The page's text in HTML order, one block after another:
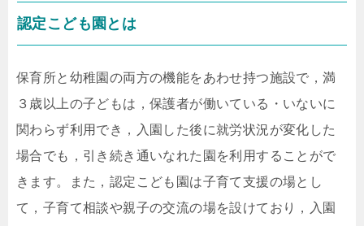
認定こども園とは
保育所と幼稚園の両方の機能をあわせ持つ施設で，満
３歳以上の子どもは，保護者が働いている・いないに
関わらず利用でき，入園した後に就労状況が変化した
場合でも，引き続き通いなれた園を利用することがで
きます。また，認定こども園は子育て支援の場とし
て，子育て相談や親子の交流の場を設けており，入園